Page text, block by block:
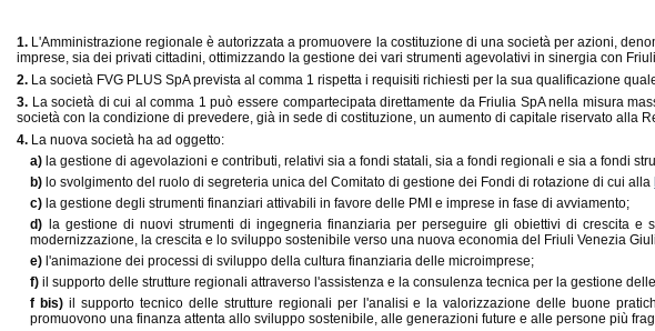
1. L'Amministrazione regionale è autorizzata a promuovere la costituzione di una società per azioni,
imprese, sia dei privati cittadini, ottimizzando la gestione dei vari strumenti agevolativi in sinergia con
2. La società FVG PLUS SpA prevista al comma 1 rispetta i requisiti richiesti per la sua qualificazione
3. La società di cui al comma 1 può essere compartecipata direttamente da Friulia SpA nella misura
società con la condizione di prevedere, già in sede di costituzione, un aumento di capitale riservato
4. La nuova società ha ad oggetto:
a) la gestione di agevolazioni e contributi, relativi sia a fondi statali, sia a fondi regionali e sia a fondi
b) lo svolgimento del ruolo di segreteria unica del Comitato di gestione dei Fondi di rotazione di cui alla
c) la gestione degli strumenti finanziari attivabili in favore delle PMI e imprese in fase di avviamento;
d)
la gestione di nuovi strumenti di ingegneria finanziaria per perseguire gli obiettivi di crescita e
modernizzazione, la crescita e lo sviluppo sostenibile verso una nuova economia del Friuli Venezia
e) l'animazione dei processi di sviluppo della cultura finanziaria delle microimprese;
f)il supporto delle strutture regionali attraverso l'assistenza e la consulenza tecnica per la gestione
f bis)il supporto tecnico delle strutture regionali per l'analisi e la valorizzazione delle buone
promuovono una finanza attenta allo sviluppo sostenibile, alle generazioni future e alle persone più